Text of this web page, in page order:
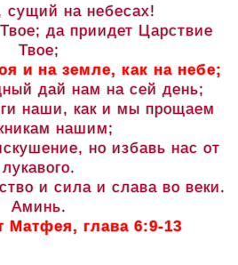
на небесах!
да приидет Царствие
Твое;
и на земле, как на небе;
дай нам на сей день;
наши, как и мы прощаем
нашим;
но избавь нас от
лукавого.
и сила и слава во веки.
Аминь.
Матфея, глава 6:9-13